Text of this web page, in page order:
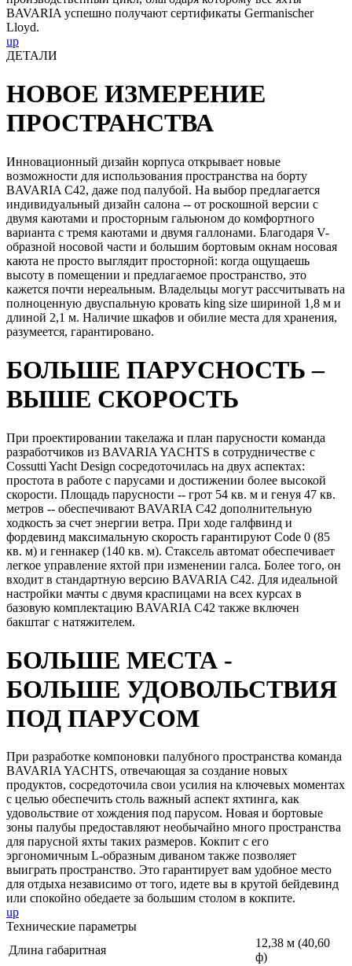
BAVARIA успешно получают сертификаты Germanischer
Lloyd.
up
ДЕТАЛИ
НОВОЕ ИЗМЕРЕНИЕ
ПРОСТРАНСТВА
Инновационный дизайн корпуса открывает новые
возможности для использования пространства на борту
BAVARIA C42, даже под палубой. На выбор предлагается
индивидуальный дизайн салона -- от роскошной версии с
двумя каютами и просторным гальюном до комфортного
варианта с тремя каютами и двумя галлонами. Благодаря V-
образной носовой части и большим бортовым окнам носовая
каюта не просто выглядит просторной: когда ощущаешь
высоту в помещении и предлагаемое пространство, это
кажется почти нереальным. Владельцы могут рассчитывать на
полноценную двуспальную кровать king size шириной 1,8 м и
длиной 2,1 м. Наличие шкафов и обилие места для хранения,
разумеется, гарантировано.
БОЛЬШЕ ПАРУСНОСТЬ –
ВЫШЕ СКОРОСТЬ
При проектировании такелажа и план парусности команда
разработчиков из BAVARIA YACHTS в сотрудничестве с
Cossutti Yacht Design сосредоточилась на двух аспектах:
простота в работе с парусами и достижении более высокой
скорости. Площадь парусности -- грот 54 кв. м и генуя 47 кв.
метров -- обеспечивают BAVARIA C42 дополнительную
ходкость за счет энергии ветра. При ходе галфвинд и
фордевинд максимальную скорость гарантируют Code 0 (85
кв. м) и геннакер (140 кв. м). Стаксель автомат обеспечивает
легкое управление яхтой при изменении галса. Более того, он
входит в стандартную версию BAVARIA C42. Для идеальной
настройки мачты с двумя краспицами на всех курсах в
базовую комплектацию BAVARIA C42 также включен
бакштаг с натяжителем.
БОЛЬШЕ МЕСТА -
БОЛЬШЕ УДОВОЛЬСТВИЯ
ПОД ПАРУСОМ
При разработке компоновки палубного пространства команда
BAVARIA YACHTS, отвечающая за создание новых
продуктов, сосредоточила свои усилия на ключевых моментах
с целью обеспечить столь важный аспект яхтинга, как
удовольствие от хождения под парусом. Новая и бортовые
зоны палубы предоставляют необычайно много пространства
для парусной яхты таких размеров. Кокпит с его
эргономичным L-образным диваном также позволяет
выиграть пространство. Это гарантирует вам удобное место
для отдыха независимо от того, идете вы в крутой бейдевинд
или спокойно обедаете за большим столом в кокпите.
up
Технические параметры
Длина габаритная
12,38 м (40,60
ф)